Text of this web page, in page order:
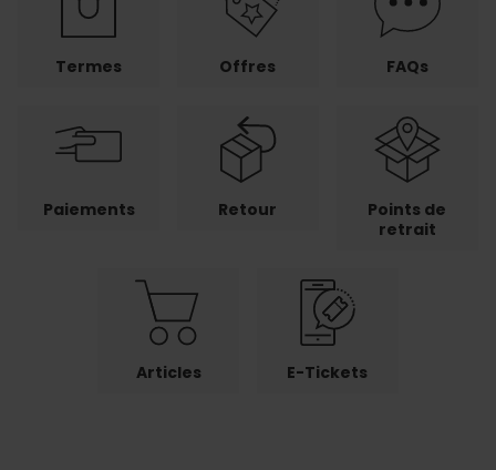
Termes Offres FAQs
Paiements Retour
Points de
retrait
Articles E-Tickets